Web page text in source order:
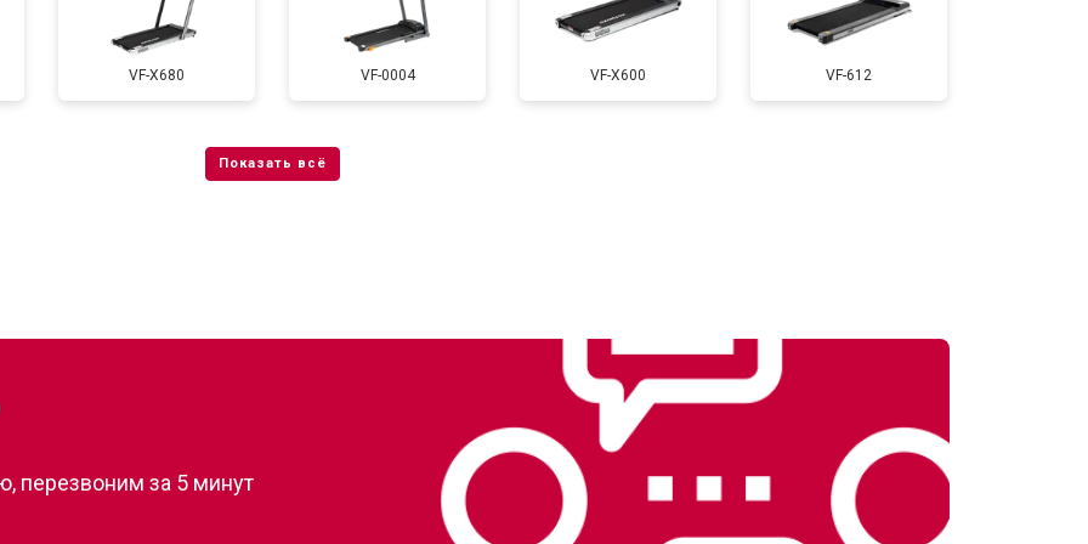
от 40 мин от 900 ₽
VF-X680 VF-0004 VF-X600 VF-612
перезвоним за 5 минут